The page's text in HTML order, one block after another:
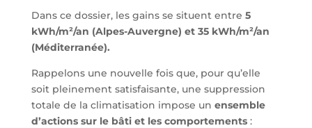
Dans ce dossier, les gains se situent entre 5
kWh/m²/an (Alpes-Auvergne) et 35 kWh/m²/an
(Méditerranée).
Rappelons une nouvelle fois que, pour qu’elle
soit pleinement satisfaisante, une suppression
totale de la climatisation impose un ensemble
d’actions sur le bâti et les comportements: